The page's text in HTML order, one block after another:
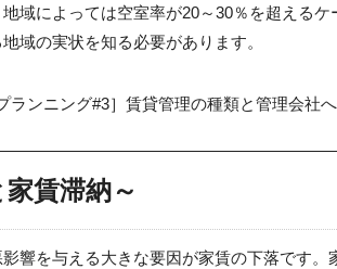
域によっては空室率が20～30％を超えるケ
域の実状を知る必要があります。
ンニング#3］賃貸管理の種類と管理会社
賃滞納～
響を与える大きな要因が家賃の下落です。